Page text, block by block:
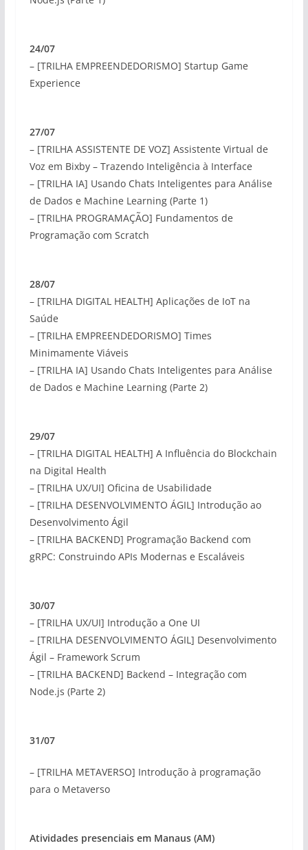
24/07
– [TRILHA EMPREENDEDORISMO] Startup Game
Experience
27/07
– [TRILHA ASSISTENTE DE VOZ] Assistente Virtual de
Voz em Bixby – Trazendo Inteligência à Interface
– [TRILHA IA] Usando Chats Inteligentes para Análise
de Dados e Machine Learning (Parte 1)
– [TRILHA PROGRAMAÇÃO] Fundamentos de
Programação com Scratch
28/07
– [TRILHA DIGITAL HEALTH] Aplicações de IoT na
Saúde
– [TRILHA EMPREENDEDORISMO] Times
Minimamente Viáveis
– [TRILHA IA] Usando Chats Inteligentes para Análise
de Dados e Machine Learning (Parte 2)
29/07
– [TRILHA DIGITAL HEALTH] A Influência do Blockchain
na Digital Health
– [TRILHA UX/UI] Oficina de Usabilidade
– [TRILHA DESENVOLVIMENTO ÁGIL] Introdução ao
Desenvolvimento Ágil
– [TRILHA BACKEND] Programação Backend com
gRPC: Construindo APIs Modernas e Escaláveis
30/07
– [TRILHA UX/UI] Introdução a One UI
– [TRILHA DESENVOLVIMENTO ÁGIL] Desenvolvimento
Ágil – Framework Scrum
– [TRILHA BACKEND] Backend – Integração com
Node.js (Parte 2)
31/07
– [TRILHA METAVERSO] Introdução à programação
para o Metaverso
Atividades presenciais em Manaus (AM)